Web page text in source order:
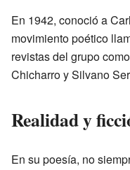
En 1942, conoció a
movimiento poético
revistas del grupo como
Chicharro y Silvano
Realidad y
En su poesía, no